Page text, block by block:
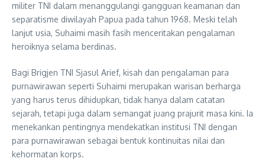
militer TNI dalam menanggulangi gangguan keamanan dan
separatisme diwilayah Papua pada tahun 1968. Meski telah
lanjut usia, Suhaimi masih fasih menceritakan pengalaman
heroiknya selama berdinas.
Bagi Brigjen TNI Sjasul Arief, kisah dan pengalaman para
purnawirawan seperti Suhaimi merupakan warisan berharga
yang harus terus dihidupkan, tidak hanya dalam catatan
sejarah, tetapi juga dalam semangat juang prajurit masa kini. Ia
menekankan pentingnya mendekatkan institusi TNI dengan
para purnawirawan sebagai bentuk kontinuitas nilai dan
kehormatan korps.